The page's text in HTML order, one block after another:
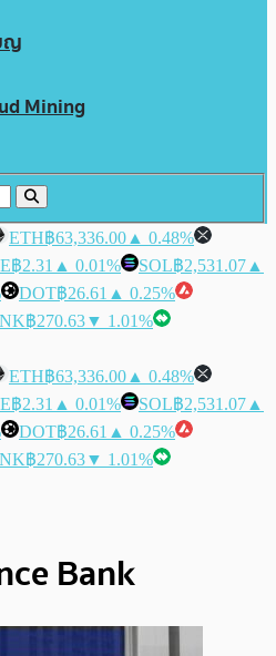
ญ
Mining
ETH฿63,336.00 ▲ 0.48%
฿2.31 ▲ 0.01% SOL฿2,531.07 ▲
DOT฿26.61 ▲ 0.25%
฿270.63▼ 1.01%
ETH฿63,336.00 ▲ 0.48%
฿2.31 ▲ 0.01% SOL฿2,531.07 ▲
DOT฿26.61 ▲ 0.25%
฿270.63▼ 1.01%
Bank